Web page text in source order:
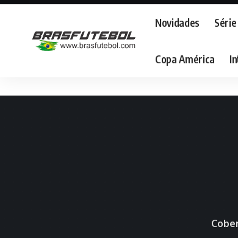
Novidades
Copa América